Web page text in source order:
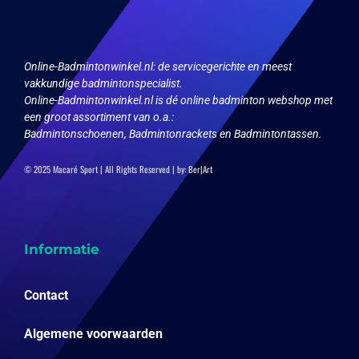
productpagina
Online-Badmintonwinkel.nl:de servicegerichte en meest
vakkundige badmintonspecialist.
Online-Badmintonwinkel.nl is dé online badminton webshop met
een groot assortiment van o.a.:
Badmintonschoenen, Badmintonrackets en Badmintontassen.
© 2025 Macaré Sport | All Rights Reserved | by:Ber|Art
Informatie
Contact
Algemene voorwaarden